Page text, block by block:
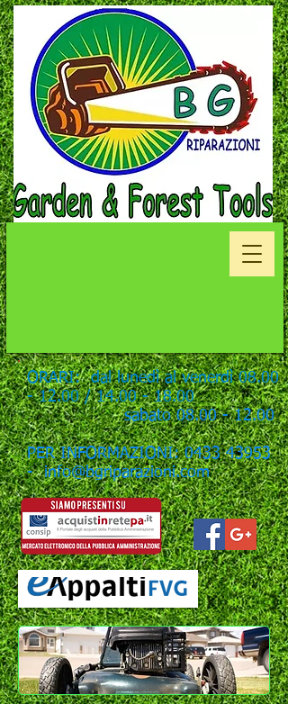
ORARI: dal lunedì al venerdì08.00
- 12.00/14.00 - 18.00
sabato08.00 - 12.00
PER INFORMAZIONI: 0433 43953
- info@bgriparazioni.com